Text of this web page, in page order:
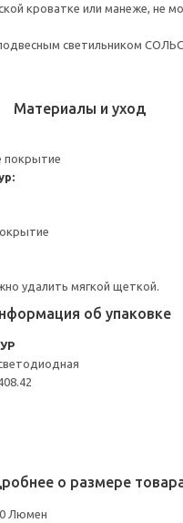
кроватке или манеже, не
светильником
Материалы и уход
покрытие
удалить мягкой щеткой.
об упаковке
о размере
Люмен